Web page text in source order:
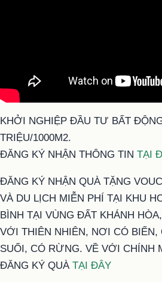
KHỞI NGHIỆP ĐẦU TƯ BẤT
TRIỆU/1000M2.
ĐĂNG KÝ NHẬN THÔNG TIN TẠI
ĐĂNG KÝ NHẬN QUÀ TẶNG
VÀ DU LỊCH MIỄN PHÍ TẠI KHU
BÌNH TẠI VÙNG ĐẤT KHÁNH
VỚI THIÊN NHIÊN, NƠI CÓ BIỂN,
SUỐI, CÓ RỪNG. VỀ VỚI CHÍNH
ĐĂNG KÝ QUÀ TẠI ĐÂY